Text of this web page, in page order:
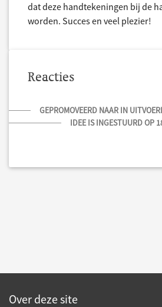
dat deze handtekeningen bij de
worden. Succes en veel plezier!
Reacties
GEPROMOVEERD NAAR IN
IDEE IS INGESTUURD OP
Over deze site